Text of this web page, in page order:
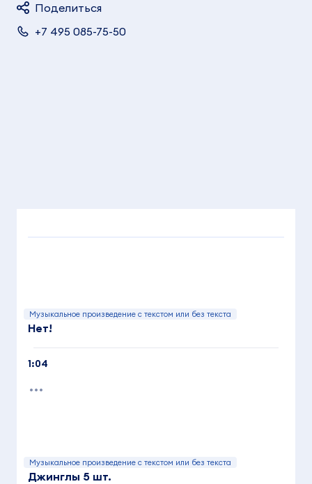
Поделиться
+7 495 085-75-50
Музыкальное произведение с текстом или без текста
Нет!
1:04
Музыкальное произведение с текстом или без текста
Джинглы 5 шт.